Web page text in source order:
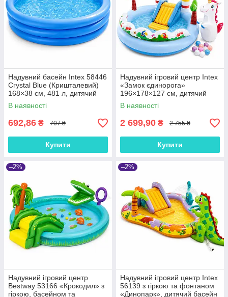
Надувний басейн Intex 58446
Crystal Blue (Кришталевий)
168×38 см, 481 л, дитячий
круглий, 3 кільця, від 3 років
В наявності
692,86 ₴ 707 ₴
Купити
Надувний ігровий центр Intex
«Замок єдинорога»
196×178×127 см, дитячий
басейн з гіркою та фонтаном,
234 л, до 54 кг, від 2 років
В наявності
2 699,90 ₴ 2 755 ₴
Купити
–2%
Надувний ігровий центр
Bestway 53166 «Крокодил» з
гіркою, басейном та
–2%
Надувний ігровий центр Intex
56139 з гіркою та фонтаном
«Динопарк», дитячий басейн